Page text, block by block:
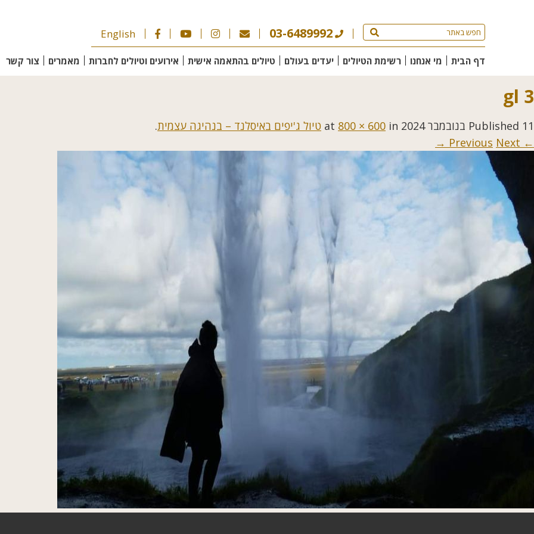
03-6489992
English
דף הבית מי אנחנו רשימת הטיולים יעדים בעולם טיולים בהתאמה אישית אירועים וטיולים לחברות מאמרים צור קשר
gl 3
Published 11 בנובמבר 2024 800 × 600 in טיול ג'יפים באיסלנד – בנהיגה עצמית.
← Previous
Next →